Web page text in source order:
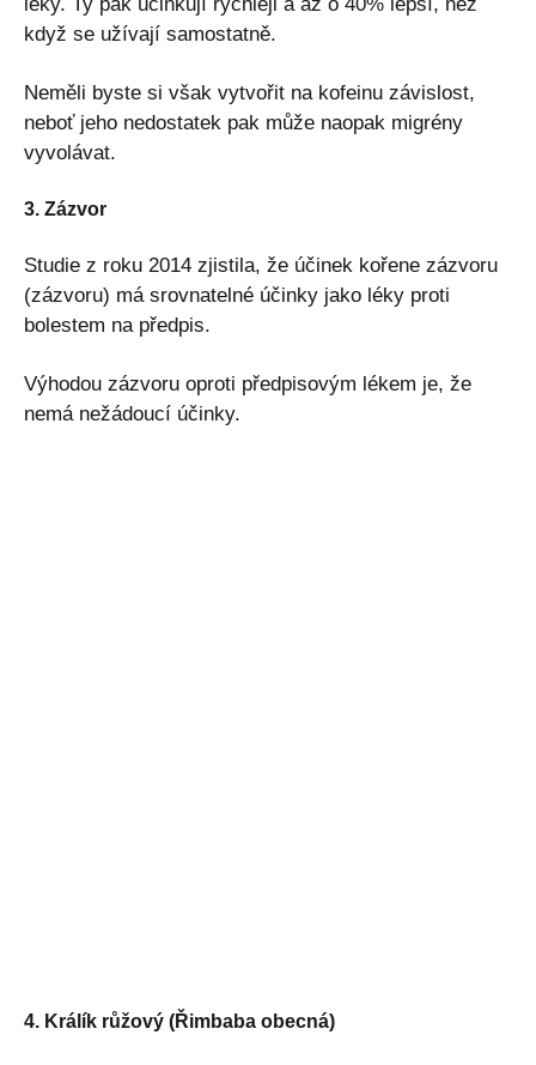
když se užívají samostatně.
Neměli byste si však vytvořit na kofeinu závislost,
neboť jeho nedostatek pak může naopak migrény
vyvolávat.
3. Zázvor
Studie z roku 2014 zjistila, že účinek kořene zázvoru
(zázvoru) má srovnatelné účinky jako léky proti
bolestem na předpis.
Výhodou zázvoru oproti předpisovým lékem je, že
nemá nežádoucí účinky.
4. Králík růžový (Řimbaba obecná)